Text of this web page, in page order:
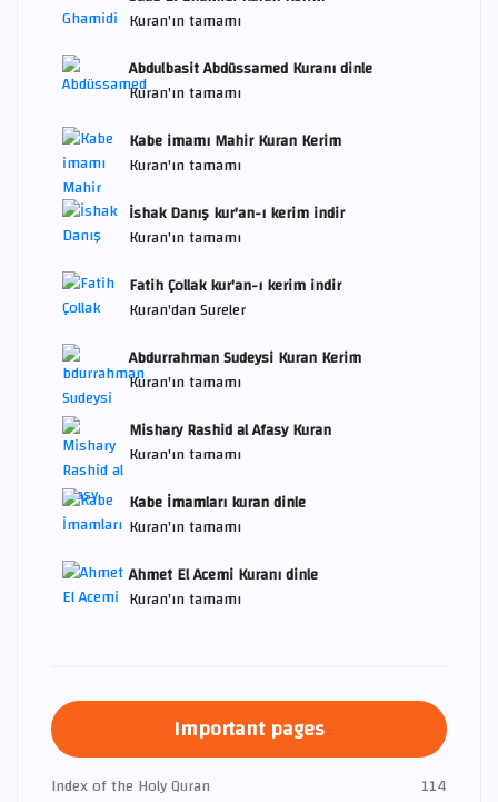
Kuran'ın tamamı
Abdulbasit Abdüssamed Kuranı dinle
Kuran'ın tamamı
Kabe imamı Mahir Kuran Kerim
Kuran'ın tamamı
İshak Danış kur'an-ı kerim indir
Kuran'ın tamamı
Fatih Çollak kur'an-ı kerim indir
Kuran'dan Sureler
Abdurrahman Sudeysi Kuran Kerim
Kuran'ın tamamı
Mishary Rashid al Afasy Kuran
Kuran'ın tamamı
Kabe İmamları kuran dinle
Kuran'ın tamamı
Ahmet El Acemi Kuranı dinle
Kuran'ın tamamı
Important pages
Index of the Holy Quran
114